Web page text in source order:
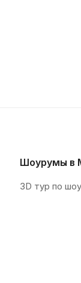
Шоурумы в
3D тур по